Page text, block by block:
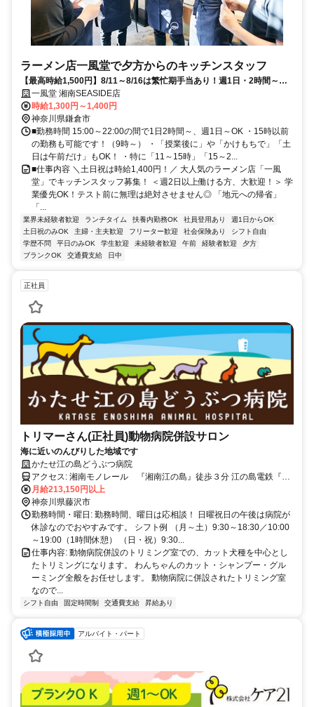
ラーメン店一風堂で夕方からのキッチンスタッフ
【最高時給1,500円】8/11～8/16は繁忙期手当あり！週1日・2時間～◎
面接時履歴書不要
一風堂 湘南SEASIDE店
時給1,300円～1,400円
神奈川県鎌倉市
■勤務時間 15:00～22:00の間で1日2時間～、週1日～OK ・15時以前
の勤務も可能です！（9時～） ・「授業後に」や「かけもちで」「土
日は午前だけ」もOK！ ・特に「11～15時」「15～2...
■仕事内容 ＼土日祝は時給1,400円！／ 大人気のラーメン店「一風
堂」でキッチンスタッフ募集！ ＜週2日以上働ける方、大歓迎！＞ 学
業優先OK！テスト前に無理は絶対させません◎ 「地元への帰省」
「...
業界未経験者歓迎 ランチタイム 扶養内勤務OK 社員登用あり
週1日からOK
土日祝のみOK
主婦・主夫歓迎 フリーター歓迎 社会保険あり
シフト自由
学歴不問
平日のみOK 学生歓迎 未経験者歓迎 午前 経験者歓迎
夕方
ブランクOK
交通費支給 日中
正社員
トリマーさん(正社員)動物病院併設サロン
海に近いのんびりした地域です
かたせ江の島どうぶつ病院
アクセス: 湘南モノレール 『湘南江の島』徒歩３分 江の島電鉄『江
ノ島駅』『湘南海岸公園駅』徒歩４分 江ノ電バス「西方」徒歩１分
駐車場有、車通勤も可能です。
月給213,150円以上
神奈川県藤沢市
勤務時間・曜日: 勤務時間、曜日は応相談！ 日曜祝日の午後は病院が
休診なのでおやすみです。 シフト例 （月～土）9:30～18:30／10:00
～19:00（1時間休憩） （日・祝）9:30...
仕事内容: 動物病院併設のトリミング室での、カット犬種を中心とし
たトリミングになります。 わんちゃんのカット・シャンプー・グル
ーミング全般をお任せします。 動物病院に併設されたトリミング室
なので...
シフト自由 固定時間制 交通費支給 昇給あり
アルバイト・パート